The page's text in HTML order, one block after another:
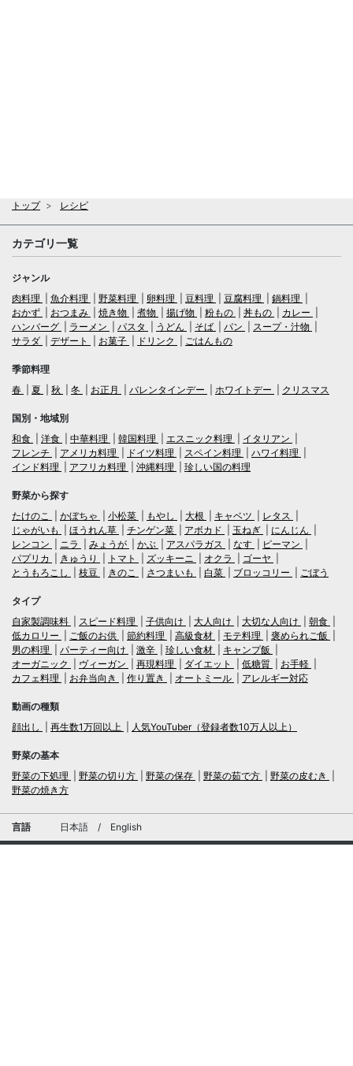
トップ レシピ
カテゴリ一覧
ジャンル
肉料理
魚介料理 野菜料理 卵料理 豆料理 豆腐料理
鍋料理
おかず
おつまみ 焼き物 煮物 揚げ物 粉もの 丼もの
カレー
ハンバーグ
ラーメン パスタ うどん そば パン
スープ・汁物
サラダ
デザート お菓子 ドリンク ごはんもの
季節料理
春
夏 秋 冬 お正月 バレンタインデー ホワイトデー クリスマス
国別・地域別
和食
洋食 中華料理 韓国料理 エスニック料理
イタリアン
フレンチ
アメリカ料理 ドイツ料理 スペイン料理
ハワイ料理
インド料理
アフリカ料理 沖縄料理 珍しい国の料理
野菜から探す
たけのこ
かぼちゃ 小松菜 もやし 大根 キャベツ
レタス
じゃがいも
ほうれん草 チンゲン菜 アボカド 玉ねぎ
にんじん
レンコン
ニラ みょうが かぶ アスパラガス なす
ピーマン
パプリカ
きゅうり トマト ズッキーニ オクラ
ゴーヤ
とうもろこし
枝豆 きのこ さつまいも 白菜 ブロッコリー ごぼう
タイプ
自家製調味料
スピード料理 子供向け 大人向け 大切な人向け
朝食
低カロリー
ご飯のお供 節約料理 高級食材 モテ料理
褒められご飯
男の料理
パーティー向け 激辛 珍しい食材
キャンプ飯
オーガニック
ヴィーガン 再現料理 ダイエット 低糖質
お手軽
カフェ料理
お弁当向き 作り置き オートミール アレルギー対応
動画の種類
顔出し
再生数1万回以上 人気YouTuber（登録者数10万人以上）
野菜の基本
野菜の下処理
野菜の切り方 野菜の保存 野菜の茹で方
野菜の皮むき
野菜の焼き方
言語 日本語 / English